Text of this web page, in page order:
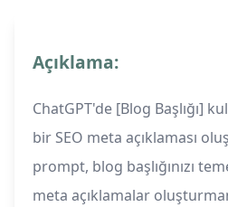
Açıklama:
ChatGPT'de [Blog Başlığı]
bir SEO meta açıklaması
prompt, blog başlığınızı
meta açıklamalar